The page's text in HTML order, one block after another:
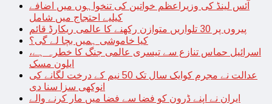
آئس لینڈ کی وزیراعظم خواتین کی تنخواہوں میں اضافے
کیلیے احتجاج میں شامل
پیروں پر 30 تلواریں متوازن رکھنے کا عالمی ریکارڈ قائم
کیا خاموشی ہمیں بچا لے گی؟
اسرائیل حماس تنازع سے تیسری عالمی جنگ کا خطرہ ہے،
ایلون مسک
عدالت نے مجرم کوایک سال تک 50 نیم کے درخت لگانے کی
انوکھی سزا سنا دی
ایران نے اپنے ڈرون کو فضا سے فضا میں مار کرنے والے